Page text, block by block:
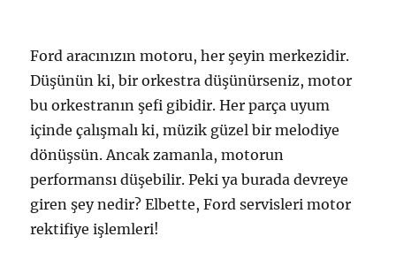
Ford aracınızın motoru, her şeyin merkezidir.
Düşünün ki, bir orkestra düşünürseniz, motor
bu orkestranın şefi gibidir. Her parça uyum
içinde çalışmalı ki, müzik güzel bir melodiye
dönüşsün. Ancak zamanla, motorun
performansı düşebilir. Peki ya burada devreye
giren şey nedir? Elbette, Ford servisleri motor
rektifiye işlemleri!